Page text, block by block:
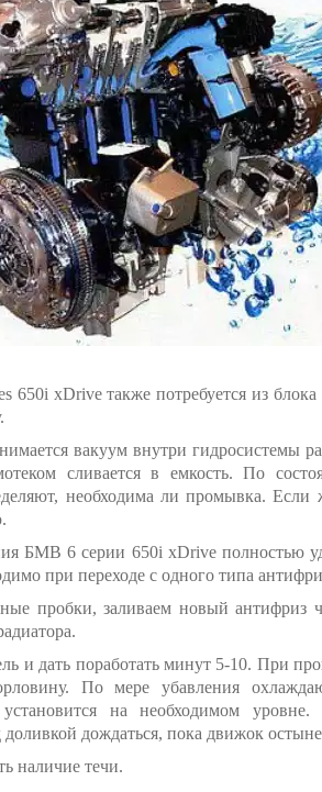
xDrive также потребуется из
вакуум внутри гидросистемы
сливается в емкость. По
необходима ли промывка. Если
БМВ 6 серии 650i xDrive полностью
при переходе с одного типа
пробки, заливаем новый антифриз
и дать поработать минут 5-10. При
По мере убавления
на необходимом уровне.
дождаться, пока движок
наличие течи.